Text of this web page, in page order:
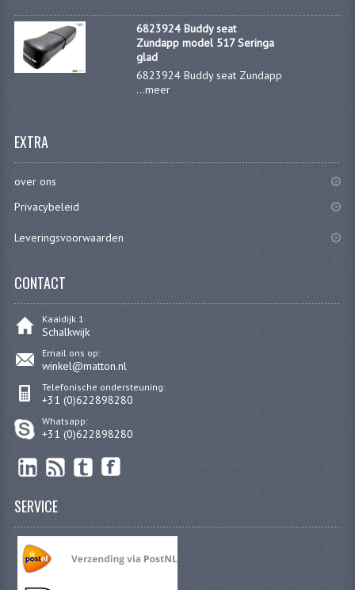
TELLERS COMPLEET
SPATBORDEN EN KENTEKENPLATEN
TANK
VOORVORK 529 TROMMEL
CARBURATEURDELEN
6823924 Buddy seat
Zundapp model 517 Seringa
glad
6823924 Buddy seat Zundapp
...meer
EXTRA
over ons
Privacybeleid
Leveringsvoorwaarden
CONTACT
Kaaidijk 1
Schalkwijk
Email ons op:
winkel@matton.nl
Telefonische ondersteuning:
+31 (0)622898280
Whatsapp:
+31 (0)622898280
SERVICE